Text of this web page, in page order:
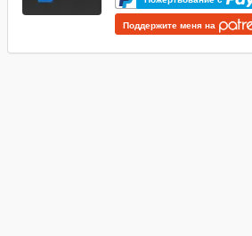
Поддержите меня на